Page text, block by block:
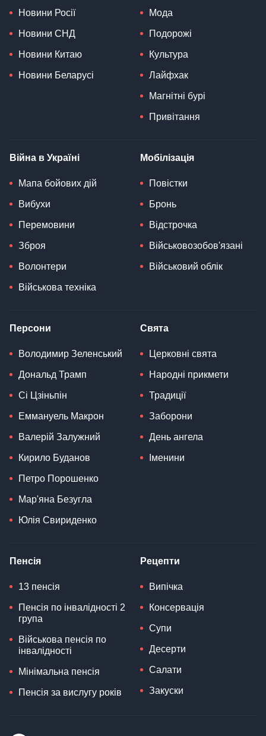
Новини Росії
Новини СНД
Новини Китаю
Новини Беларусі
Мода
Подорожі
Культура
Лайфхак
Магнітні бурі
Привітання
Війна в Україні
Мапа бойових дій
Вибухи
Перемовини
Зброя
Волонтери
Військова техніка
Мобілізація
Повістки
Бронь
Відстрочка
Військовозобов'язані
Військовий облік
Персони
Володимир Зеленський
Дональд Трамп
Сі Цзіньпін
Еммануель Макрон
Валерій Залужний
Кирило Буданов
Петро Порошенко
Мар'яна Безугла
Юлія Свириденко
Свята
Церковні свята
Народні прикмети
Традиції
Заборони
День ангела
Іменини
Пенсія
13 пенсія
Пенсія по інвалідності 2
група
Військова пенсія по
інвалідності
Мінімальна пенсія
Пенсія за вислугу років
Рецепти
Випічка
Консервація
Супи
Десерти
Салати
Закуски